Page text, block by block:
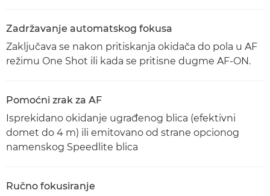
Zadržavanje automatskog fokusa
Zaključava se nakon pritiskanja okidača do pola u AF
režimu One Shot ili kada se pritisne dugme AF-ON.
Pomoćni zrak za AF
Isprekidano okidanje ugrađenog blica (efektivni
domet do 4 m) ili emitovano od strane opcionog
namenskog Speedlite blica
Ručno fokusiranje